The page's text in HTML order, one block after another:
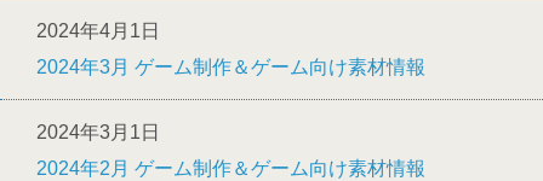
2024年4月1日
2024年3月 ゲーム制作＆ゲーム向け素材情報
2024年3月1日
2024年2月 ゲーム制作＆ゲーム向け素材情報